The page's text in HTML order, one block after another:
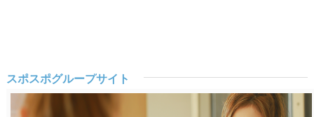
スポスポグループサイト